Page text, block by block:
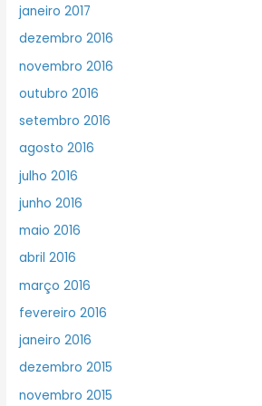
janeiro 2017
dezembro 2016
novembro 2016
outubro 2016
setembro 2016
agosto 2016
julho 2016
junho 2016
maio 2016
abril 2016
março 2016
fevereiro 2016
janeiro 2016
dezembro 2015
novembro 2015